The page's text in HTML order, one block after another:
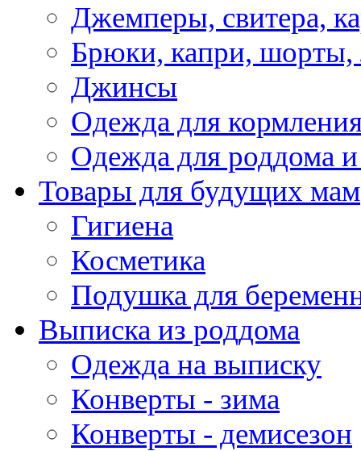
Джемперы, свитера,
Брюки, капри, шорты,
Джинсы
Одежда для
Одежда для роддома
Товары для будущих мам
Гигиена
Косметика
Подушка для
Выписка из роддома
Одежда на выписку
Конверты - зима
Конверты - демисезон